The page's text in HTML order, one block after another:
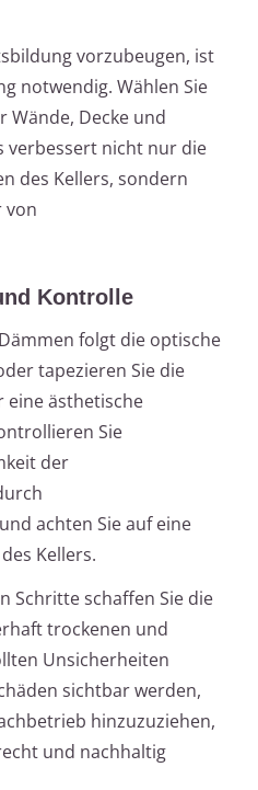
vorzubeugen, ist
notwendig. Wählen Sie
Wände, Decke und
verbessert nicht nur die
des Kellers, sondern
von
Kontrolle
folgt die optische
tapezieren Sie die
eine ästhetische
Sie
der
achten Sie auf eine
Kellers.
Schritte schaffen Sie die
trockenen und
Unsicherheiten
sichtbar werden,
hinzuzuziehen,
und nachhaltig